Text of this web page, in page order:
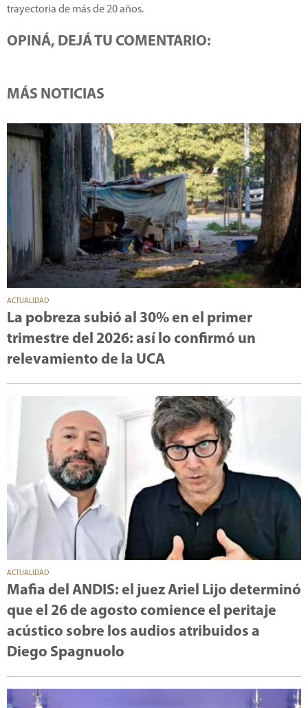
trayectoria de más de 20 años.
OPINÁ, DEJÁ TU COMENTARIO:
MÁS NOTICIAS
ACTUALIDAD
La pobreza subió al 30% en el primer
trimestre del 2026: así lo confirmó un
relevamiento de la UCA
ACTUALIDAD
Mafia del ANDIS: el juez Ariel Lijo determinó
que el 26 de agosto comience el peritaje
acústico sobre los audios atribuidos a
Diego Spagnuolo